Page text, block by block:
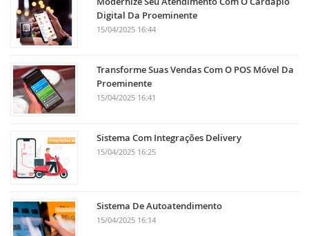
Digital Da Proeminente
15/04/2025 16:44
Transforme Suas Vendas Com O POS Móvel Da
Proeminente
15/04/2025 16:41
Sistema Com Integrações Delivery
15/04/2025 16:25
Sistema De Autoatendimento
15/04/2025 16:14